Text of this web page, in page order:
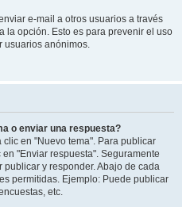
e-mail a otros usuarios a través
la opción. Esto es para prevenir el uso
usuarios anónimos.
o enviar una respuesta?
en "Nuevo tema". Para publicar
"Enviar respuesta". Seguramente
y responder. Abajo de cada
permitidas. Ejemplo: Puede publicar
etc.